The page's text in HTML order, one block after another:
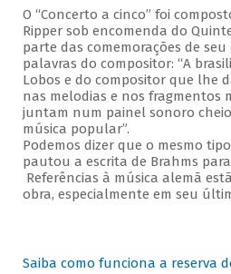
O “Concerto a cinco” foi
Ripper sob encomenda do
parte das comemorações de
palavras do compositor: “A
Lobos e do compositor que lhe
nas melodias e nos fragmentos
juntam num painel sonoro
música popular”.
Podemos dizer que o mesmo
pautou a escrita de Brahms
Referências à música alemã
obra, especialmente em seu
Saiba como funciona a reserva